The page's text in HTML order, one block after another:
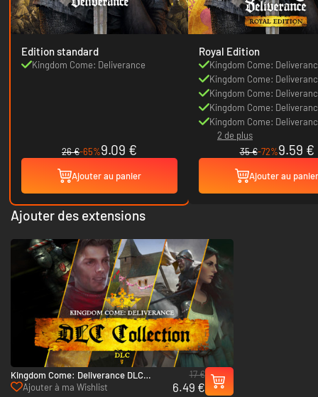
Edition standard
Kingdom Come: Deliverance
26 €-65%9.09 €
Ajouter au panier
Royal Edition
Kingdom Come:
Kingdom Come:
Woman's Lot
Kingdom Come:
of Bastards
Kingdom Come:
the Ashes
Kingdom Come:
Sound Pack
2 de plus
35 €-72%9.59 €
Ajouter au panier
Ajouter des extensions
Kingdom Come: Deliverance DLC
Collection - Xbox One & Xbox Series X|S
Ajouter à ma Wishlist
17 €
6.49 €